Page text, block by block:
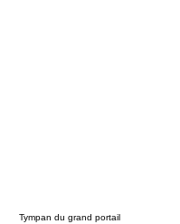
Tympan du grand portail